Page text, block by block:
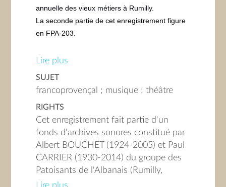
annuelle des vieux métiers à Rumilly.
La seconde partie de cet enregistrement figure
en FPA-203.
1. et 2. « Vin Jeannette », chanson en
3. « Le petit Pierre », chanson par Paul
CARRIER accompagné par tout le groupe.
4. « Les glaneuses », chanson par un groupe
mixte accompagné à l’accordéon.
5. « Le cor des Alpes », chanson par un groupe
mixte accompagné à l’accordéon.
6. Histoires en francoprovençal par Sylvain
PETELLAT et Michel RASSAT, suivies du sketch
Lire plus
SUJET
francoprovençal ; musique ; théâtre
RIGHTS
Cet enregistrement fait partie d'un
fonds d'archives sonores constitué par
Albert BOUCHET (1924-2005) et Paul
CARRIER (1930-2014) du groupe des
Patoisants de l'Albanais (Rumilly,
Haute-Savoie). La numérisation de ce